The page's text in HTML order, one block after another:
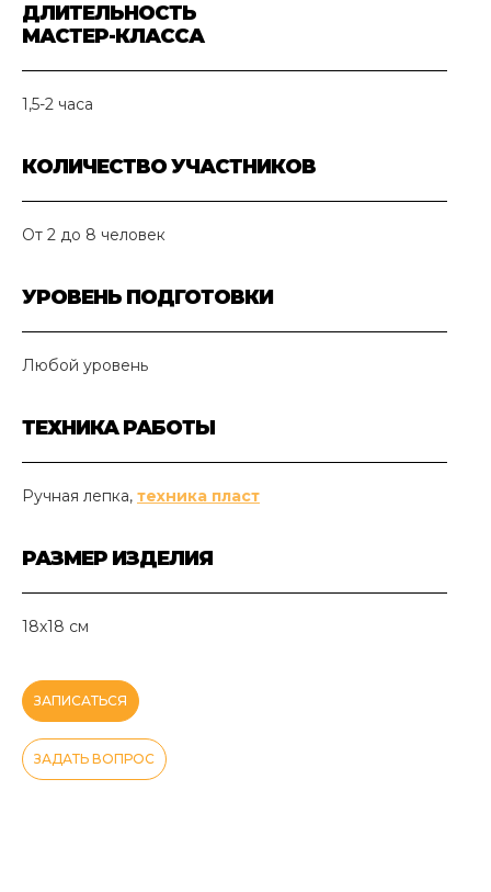
ДЛИТЕЛЬНОСТЬ
МАСТЕР-КЛАССА
1,5-2 часа
КОЛИЧЕСТВО УЧАСТНИКОВ
От 2 до 8 человек
УРОВЕНЬ ПОДГОТОВКИ
Любой уровень
ТЕХНИКА РАБОТЫ
Ручная лепка, техника пласт
РАЗМЕР ИЗДЕЛИЯ
18х18 см
ЗАПИСАТЬСЯ
ЗАДАТЬ ВОПРОС